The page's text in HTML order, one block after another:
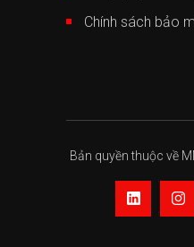
Chính sách bảo
Bản quyền thuộc về